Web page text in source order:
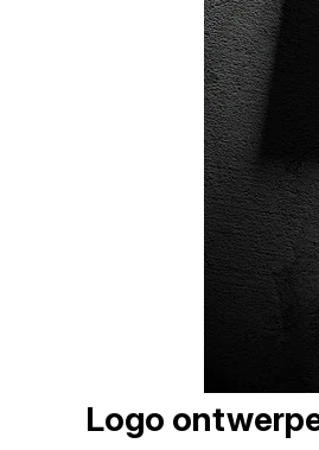
Logo